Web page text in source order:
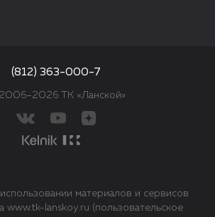
ТК «Ланской»
(812) 363-000-7
материалов и сервисов
www.tk-lanskoy.ru (пользовательское